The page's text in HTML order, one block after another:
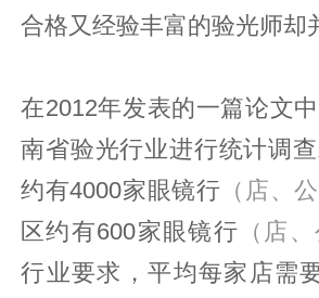
合格又经验丰富的验光师却
在2012年发表的一篇论文
南省验光行业进行统计调
约有4000家眼镜行 （店、
区约有600家眼镜行 （店
行业要求，平均每家店需